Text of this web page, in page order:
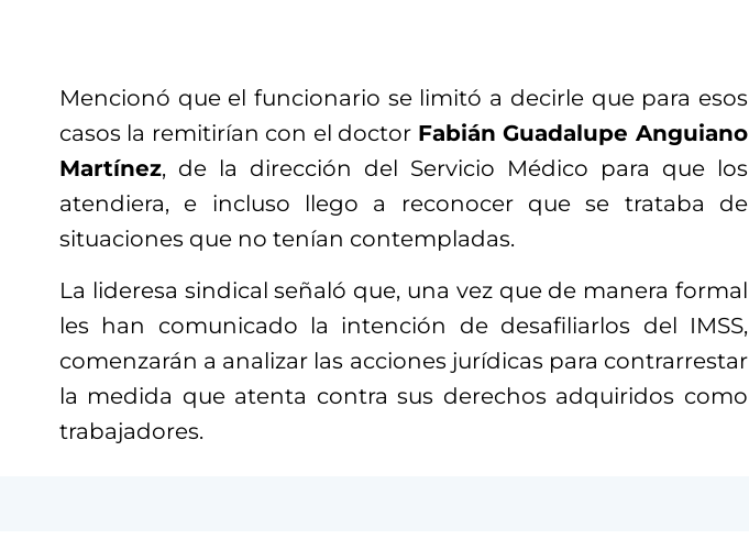
Mencionó que el funcionario se limitó a decirle que para esos
casos la remitirían con el doctor Fabián Guadalupe Anguiano
Martínez, de la dirección del Servicio Médico para que los
atendiera, e incluso llego a reconocer que se trataba de
situaciones que no tenían contempladas.
La lideresa sindical señaló que, una vez que de manera formal
les han comunicado la intención de desafiliarlos del IMSS,
comenzarán a analizar las acciones jurídicas para contrarrestar
la medida que atenta contra sus derechos adquiridos como
trabajadores.